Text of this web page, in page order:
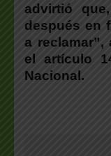
advirtió
después en
a reclamar”,
el artículo
Nacional.